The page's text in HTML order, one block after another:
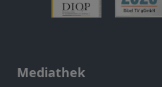
Mediathek